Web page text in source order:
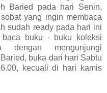
Baried pada hari Senin,
yang ingin membaca
sudah ready pada hari ini
buku - buku koleksi
dengan mengunjungi
buka dari hari Sabtu
kecuali di hari kamis